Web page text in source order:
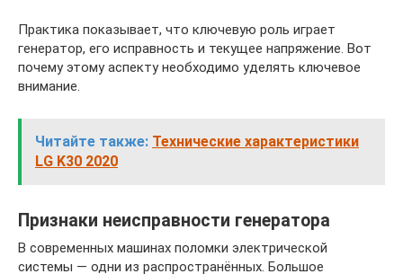
Практика показывает, что ключевую роль играет
генератор, его исправность и текущее напряжение. Вот
почему этому аспекту необходимо уделять ключевое
внимание.
Читайте также: Технические характеристики
LG K30 2020
Признаки неисправности генератора
В современных машинах поломки электрической
системы — одни из распространённых. Большое